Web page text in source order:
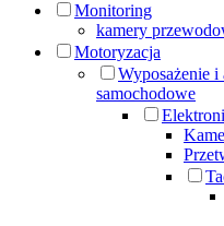
Monitoring
kamery
Motoryzacja
Wyposażenie i
samochodowe